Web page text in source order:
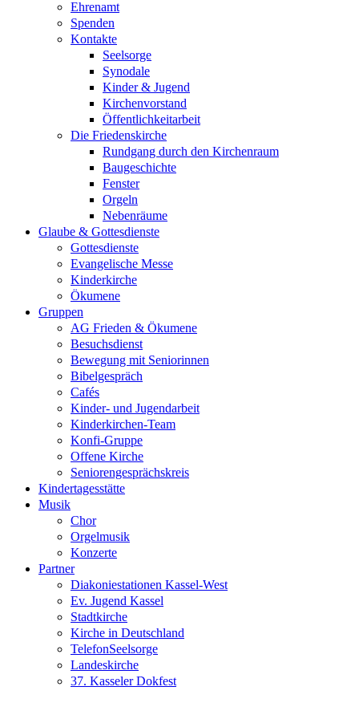
Ehrenamt
Spenden
Kontakte
Seelsorge
Synodale
Kinder & Jugend
Kirchenvorstand
Öffentlichkeitarbeit
Die Friedenskirche
Rundgang durch den Kirchenraum
Baugeschichte
Fenster
Orgeln
Nebenräume
Glaube & Gottesdienste
Gottesdienste
Evangelische Messe
Kinderkirche
Ökumene
Gruppen
AG Frieden & Ökumene
Besuchsdienst
Bewegung mit Seniorinnen
Bibelgespräch
Cafés
Kinder- und Jugendarbeit
Kinderkirchen-Team
Konfi-Gruppe
Offene Kirche
Seniorengesprächskreis
Kindertagesstätte
Musik
Chor
Orgelmusik
Konzerte
Partner
Diakoniestationen Kassel-West
Ev. Jugend Kassel
Stadtkirche
Kirche in Deutschland
TelefonSeelsorge
Landeskirche
37. Kasseler Dokfest